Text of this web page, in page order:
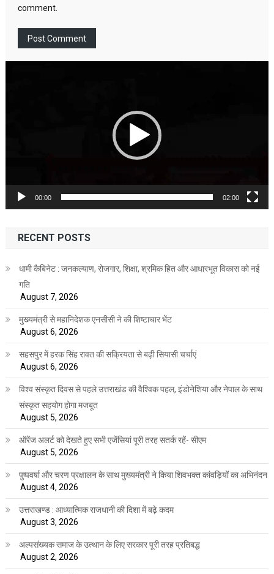
comment.
00:00 02:00
RECENT POSTS
धामी कैबिनेट : जनकल्याण, रोजगार, शिक्षा, श्रमिक हित और आधारभूत विकास को नई
गति
August 7, 2026
मुख्यमंत्री से महानिदेशक एनसीसी ने की शिष्टाचार भेंट
August 6, 2026
सहसपुर में हरक सिंह रावत की सक्रियता से बढ़ी सियासी चर्चाएं
August 6, 2026
विश्व संस्कृत दिवस से पहले उत्तराखंड की वैश्विक पहल, इंडोनेशिया और नेपाल के साथ
संस्कृत सहयोग होगा मजबूत
August 5, 2026
ऑरेंज अलर्ट को देखते हुए सभी एजेंसियां पूरी तरह सतर्क रहें- सीएम
August 5, 2026
पुष्पवर्षा और चरण प्रक्षालन के साथ मुख्यमंत्री ने किया शिवभक्त कांवड़ियों का अभिनंदन
August 4, 2026
उत्तराखण्ड : आध्यात्मिक राजधानी की दिशा में बढ़े कदम
August 3, 2026
अल्पसंख्यक समाज के उत्थान के लिए सरकार पूरी तरह प्रतिबद्ध
August 2, 2026